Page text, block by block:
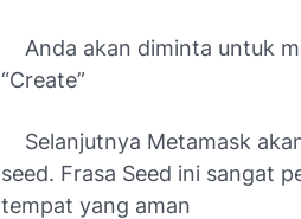
Anda akan diminta untuk
“Create”
Selanjutnya Metamask
seed. Frasa Seed ini sangat
tempat yang aman